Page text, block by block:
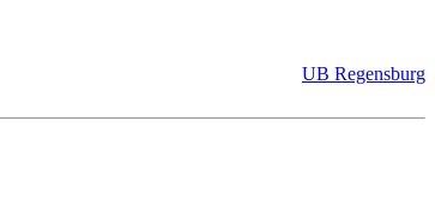
UB Regensburg